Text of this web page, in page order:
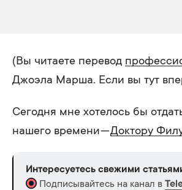
(Вы читаете перевод
Джоэла Марша. Если вы тут
Сегодня мне хотелось бы
нашего времени —Доктору
Интересуетесь свежими
Подписывайтесь на канал в